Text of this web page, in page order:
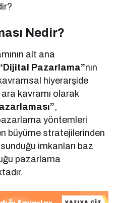
Nedir?
alt ana
Pazarlama”nın
hiyerarşide
kavramı olarak
,
yöntemleri
büyüme stratejilerinden
imkanları baz
pazarlama